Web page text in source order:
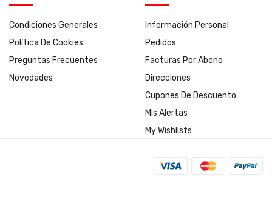
Condiciones Generales
Política De Cookies
Preguntas Frecuentes
Novedades
Información Personal
Pedidos
Facturas Por Abono
Direcciones
Cupones De Descuento
Mis Alertas
My Wishlists